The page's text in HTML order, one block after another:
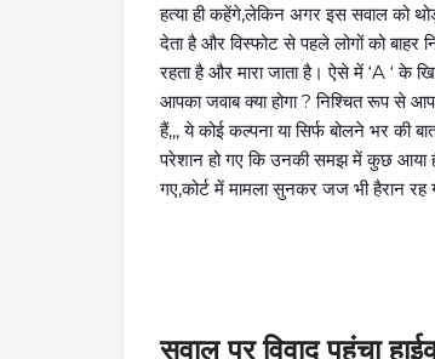
हत्या ही कहेंगे,लेकिन अगर इस सवाल को
देता है और विस्फोट से पहले लोगों को
रहता है और मारा जाता है। ऐसे में ‘A ‘ के
आपका जवाब क्या होगा ? निश्चित रूप से
हैं,,, ये कोई कल्पना या सिर्फ बोलने भर की
परेशान हो गए कि उनकी समझ में कुछ आया
गए,कोर्ट में मामला सुनकर जज भी हैरान
सवाल पर विवाद पहुंचा